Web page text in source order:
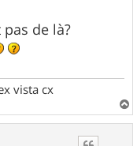
de là?
vista cx
a